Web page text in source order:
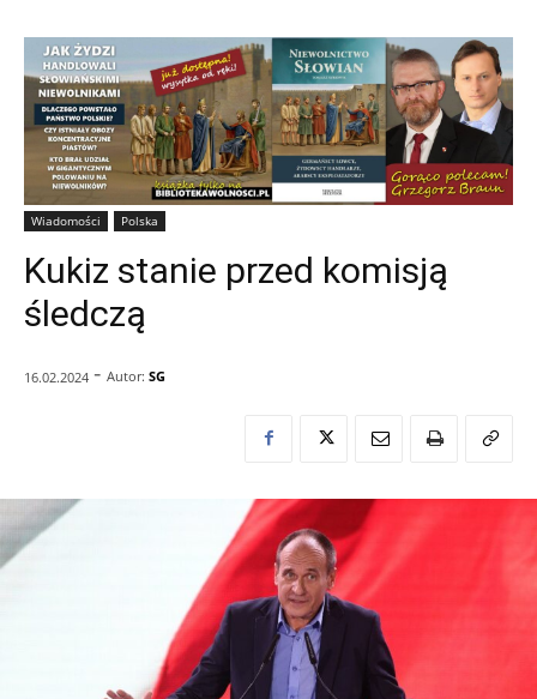
Wiadomości Polska
Kukiz stanie przed komisją
śledczą
16.02.2024 - Autor: SG